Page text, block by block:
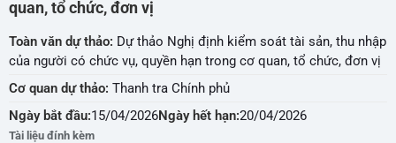
quan, tổ chức, đơn vị
Toàn văn dự thảo: Dự thảo Nghị định kiểm soát tài sản, thu nhập
của người có chức vụ, quyền hạn trong cơ quan, tổ chức, đơn vị
Cơ quan dự thảo: Thanh tra Chính phủ
Ngày bắt đầu:15/04/2026Ngày hết hạn:20/04/2026
Tài liệu đính kèm